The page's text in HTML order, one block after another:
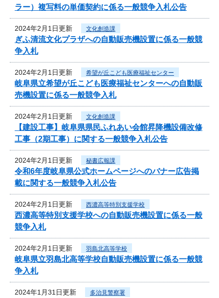
ラー）複写料の単価契約に係る一般競争入札公告
2024年2月1日更新 文化創造課
ぎふ清流文化プラザへの自動販売機設置に係る一般競
争入札
2024年2月1日更新 希望が丘こども医療福祉センター
岐阜県立希望が丘こども医療福祉センターへの自動販
売機設置に係る一般競争入札
2024年2月1日更新 文化創造課
【建設工事】岐阜県県民ふれあい会館昇降機設備改修
工事（2期工事）に関する一般競争入札公告
2024年2月1日更新 秘書広報課
令和6年度岐阜県公式ホームページへのバナー広告掲
載に関する一般競争入札公告
2024年2月1日更新 西濃高等特別支援学校
西濃高等特別支援学校への自動販売機設置に係る一般
競争入札
2024年2月1日更新 羽島北高等学校
岐阜県立羽島北高等学校自動販売機設置に係る一般競
争入札
2024年1月31日更新 多治見警察署